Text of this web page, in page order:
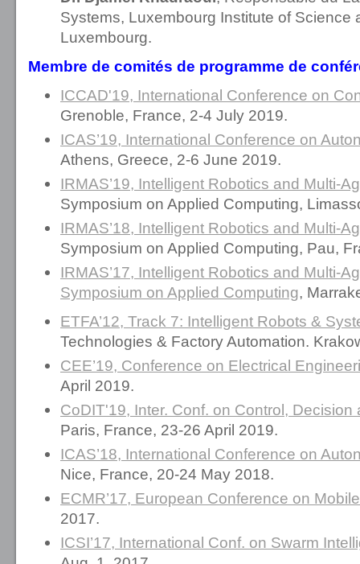
Systems, Luxembourg Institute of Science
Luxembourg.
Membre de comités de programme de
ICCAD'19, International Conference on
Grenoble, France, 2-4 July 2019.
ICAS’19, International Conference on
Athens, Greece, 2-6 June 2019.
IRMAS’19, Intelligent Robotics and Multi-
Symposium on Applied Computing,
IRMAS’18, Intelligent Robotics and Multi-
Symposium on Applied Computing, Pau,
IRMAS’17, Intelligent Robotics and Multi-
Symposium on Applied Computing,
ETFA’12, Track 7: Intelligent Robots &
Technologies & Factory Automation.
CEE’19, Conference on Electrical
April 2019.
CoDIT'19, Inter. Conf. on Control,
Paris, France, 23-26 April 2019.
ICAS’18, International Conference on
Nice, France, 20-24 May 2018.
ECMR’17, European Conference on
2017.
ICSI’17, International Conf. on Swarm